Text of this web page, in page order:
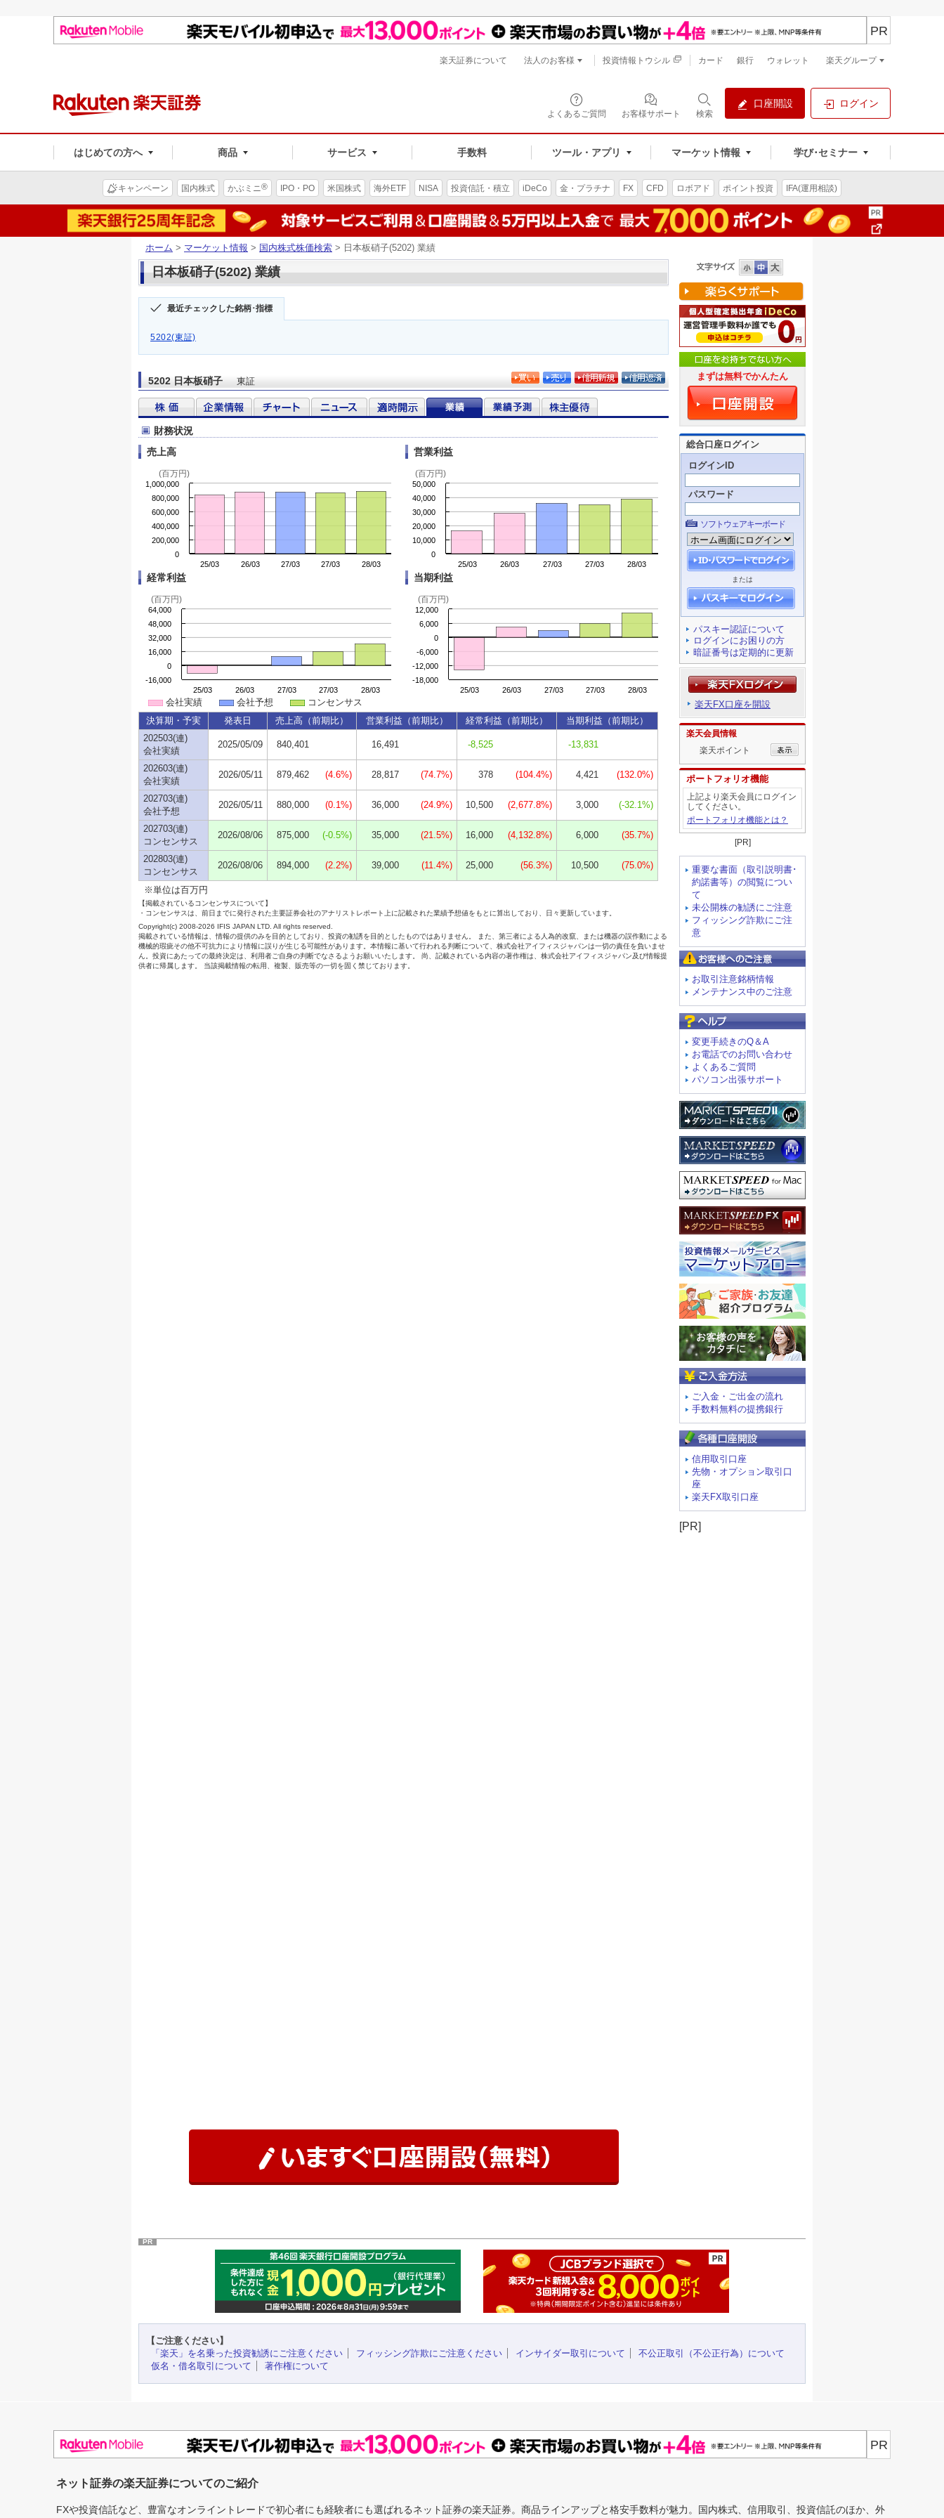
よくあるご質問 お客様サポート 検索
口座開設 ログイン
はじめての方へ 商品 サービス 手数料 ツール・アプリ マーケット情報 学び･セミナー
PR
楽天証券について 法人のお客様 投資情報トウシル カード 銀行 ウォレット 楽天グループ
キャンペーン 国内株式 かぶミニ® IPO・PO 米国株式 海外ETF NISA 投資信託・積立 iDeCo 金・プラチナ FX CFD ロボアド ポイント投資 IFA(運用相談)
ホーム > マーケット情報 > 国内株式株価検索 > 日本板硝子(5202) 業績
日本板硝子(5202) 業績
最近チェックした銘柄･指標
5202(東証)
5202 日本板硝子 東証 まずは無料でかんたん
総合口座ログイン
ログインID
パスワード
ソフトウェアキーボード
または
パスキー認証について
ログインにお困りの方
暗証番号は定期的に更新
楽天FX口座を開設
楽天会員情報
楽天ポイント
ポートフォリオ機能
上記より楽天会員にログイン
してください。
ポートフォリオ機能とは？
[PR]
重要な書面（取引説明書･
約諾書等）の閲覧につい
て
未公開株の勧誘にご注意
フィッシング詐欺にご注
意
お取引注意銘柄情報
メンテナンス中のご注意
変更手続きのQ＆A
お電話でのお問い合わせ
よくあるご質問
パソコン出張サポート
ご入金・ご出金の流れ
手数料無料の提携銀行
信用取引口座
先物・オプション取引口
座
楽天FX取引口座
[PR]
PR
【ご注意ください】
「楽天」を名乗った投資勧誘にご注意ください
フィッシング詐欺にご注意ください インサイダー取引について
不公正取引（不公正行為）について
仮名・借名取引について
著作権について
PR
ネット証券の楽天証券についてのご紹介
FXや投資信託など、豊富なオンライントレードで初心者にも経験者にも選ばれるネット証券の楽天証券。商品ラインアップと格安手数料が魅力。国内株式、信用取引、投資信託のほか、外